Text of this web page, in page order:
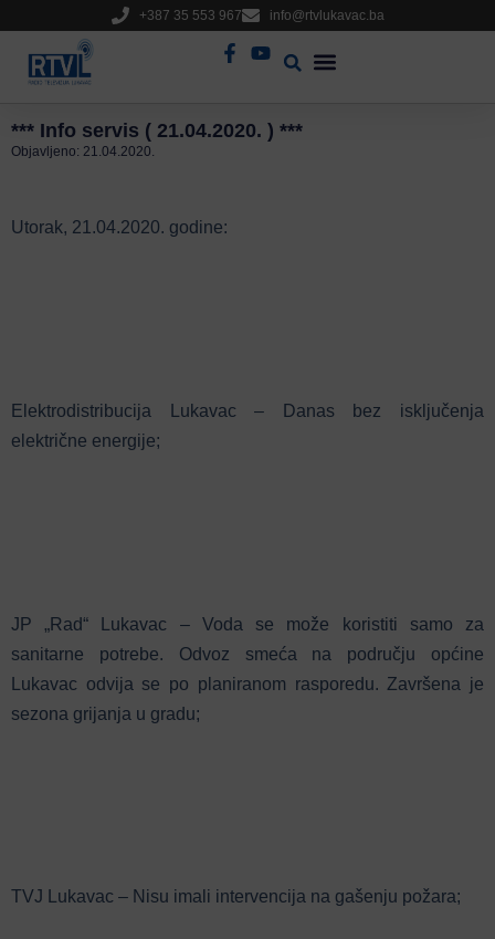
+387 35 553 967 info@rtvlukavac.ba
*** Info servis ( 21.04.2020. ) ***
Objavljeno: 21.04.2020.
Utorak, 21.04.2020. godine:
Elektrodistribucija Lukavac – Danas bez isključenja
električne energije;
JP „Rad“ Lukavac – Voda se može koristiti samo za
sanitarne potrebe. Odvoz smeća na području općine
Lukavac odvija se po planiranom rasporedu. Završena je
sezona grijanja u gradu;
TVJ Lukavac – Nisu imali intervencija na gašenju požara;